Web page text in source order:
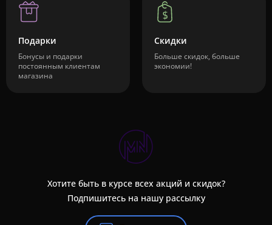
Подарки
Бонусы и подарки
постоянным клиентам
магазина
Скидки
Больше скидок, больше
экономии!
Хотите быть в курсе всех акций и скидок?
Подпишитесь на нашу рассылку